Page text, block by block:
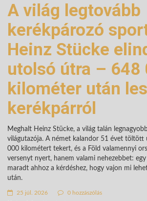
A világ legtovább
kerékpározó
Heinz Stücke
utolsó útra – 648
kilométer után
kerékpárról
Meghalt Heinz Stücke, a világ talán
világutazója. A német kalandor 51 évet töltött
000 kilométert tekert, és a Föld valamennyi
versenyt nyert, hanem valami nehezebbet:
maradt ahhoz a kérdéshez, hogy vajon mi
után.
25 júl. 2026 0 hozzászólás